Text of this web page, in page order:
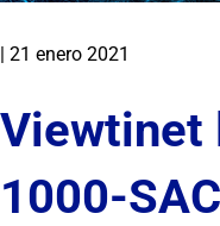
| 21 enero 2021
Viewtinet
1000-